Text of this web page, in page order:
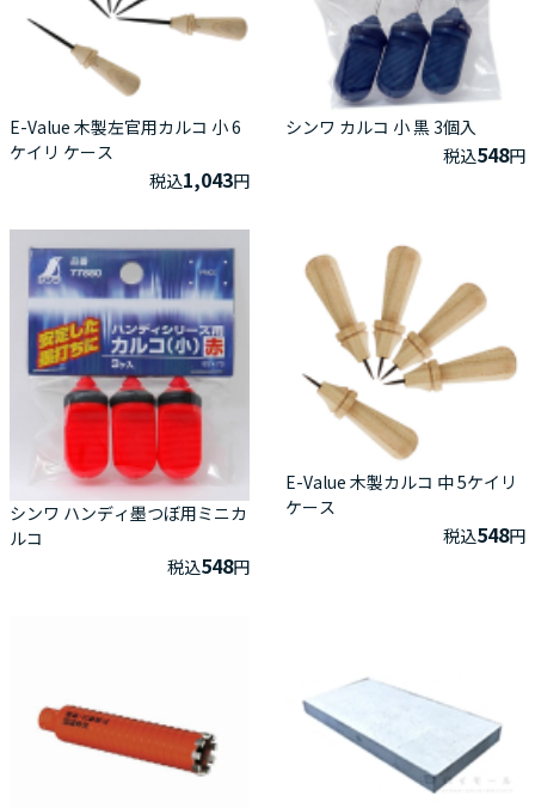
E-Value 木製左官用カルコ 小 6
ケイリ ケース
税込1,043円
シンワ カルコ 小 黒 3個入
税込548円
シンワ ハンディ墨つぼ用ミニカ
ルコ
税込548円
E-Value 木製カルコ 中 5ケイリ
ケース
税込548円